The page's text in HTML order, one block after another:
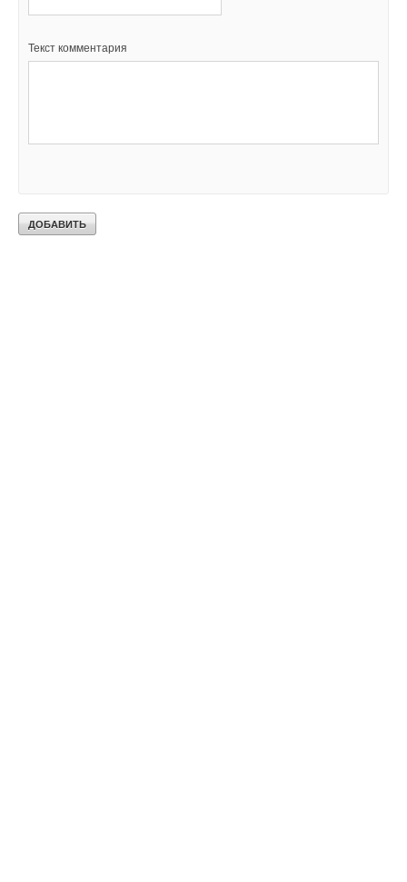
Текст комментария